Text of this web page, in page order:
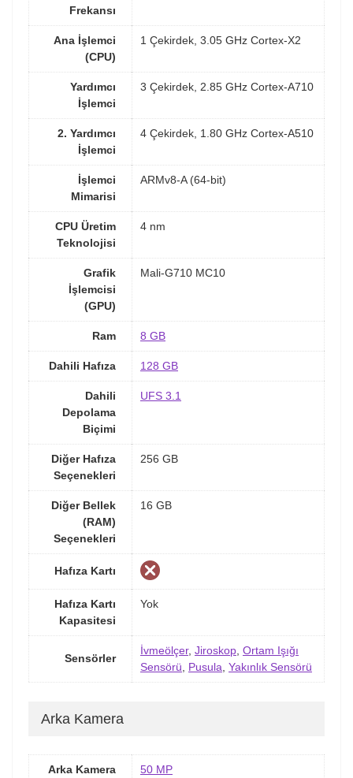
Frekansı
Ana İşlemci
(CPU)
1 Çekirdek, 3.05 GHz Cortex-X2
Yardımcı
İşlemci
3 Çekirdek, 2.85 GHz Cortex-A710
2. Yardımcı
İşlemci
4 Çekirdek, 1.80 GHz Cortex-A510
İşlemci
Mimarisi
ARMv8-A (64-bit)
CPU Üretim
Teknolojisi
4 nm
Grafik
İşlemcisi
(GPU)
Mali-G710 MC10
Ram 8 GB
Dahili Hafıza 128 GB
Dahili
Depolama
Biçimi
UFS 3.1
Diğer Hafıza
Seçenekleri
256 GB
Diğer Bellek
(RAM)
Seçenekleri
16 GB
Hafıza Kartı
Hafıza Kartı
Kapasitesi
Yok
Sensörler
İvmeölçer, Jiroskop Ortam Işığı
Sensörü
Pusula Yakınlık Sensörü
Arka Kamera
Arka Kamera
50 MP